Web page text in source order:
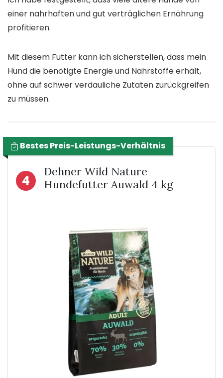
einer nahrhaften und gut verträglichen Ernährung
profitieren.
Mit diesem Futter kann ich sicherstellen, dass mein
Hund die benötigte Energie und Nährstoffe erhält,
ohne auf schwer verdauliche Zutaten zurückgreifen
zu müssen.
Bestes Preis-Leistungs-Verhältnis
4
Dehner Wild Nature
Hundefutter Auwald 4 kg